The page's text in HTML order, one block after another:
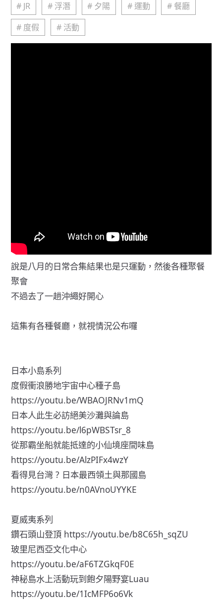
# JR
# 浮潛 # 夕陽 # 運動
# 餐廳
# 度假
# 活動
說是八月的日常合集結果也是只運動，然後各種聚餐
聚會
不過去了一趟沖繩好開心
這集有各種餐廳，就視情況公布囉
日本小島系列
度假衝浪勝地宇宙中心種子島
https://youtu.be/WBAOJRNv1mQ
日本人此生必訪絕美沙灘與論島
https://youtu.be/l6pWBSTsr_8
從那霸坐船就能抵達的小仙境座間味島
https://youtu.be/AlzPIFx4wzY
看得見台灣 ? 日本最西領土與那國島
https://youtu.be/n0AVnoUYYKE
夏威夷系列
鑽石頭山登頂 https://youtu.be/b8C65h_sqZU
玻里尼西亞文化中心
https://youtu.be/aF6TZGkqF0E
神秘島水上活動玩到飽夕陽野宴Luau
https://youtu.be/1IcMFP6o6Vk